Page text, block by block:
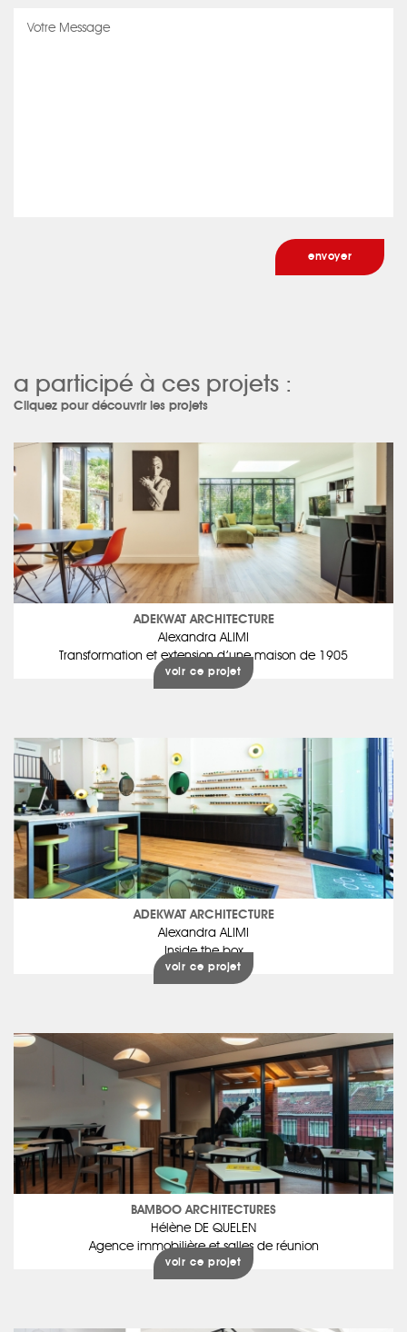
a participé à ces projets :
Cliquez pour découvrir les projets
ADEKWAT ARCHITECTURE
Alexandra ALIMI
Transformation et extension d’une maison de 1905
voir ce projet
ADEKWAT ARCHITECTURE
Alexandra ALIMI
Inside the box
voir ce projet
BAMBOO ARCHITECTURES
Hélène DE QUELEN
Agence immobilière et salles de réunion
voir ce projet